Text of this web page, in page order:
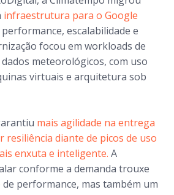
infraestrutura para o Google
escalabilidade e
focou em workloads de
meteorológicos, com uso
virtuais e arquitetura sob
mais agilidade na entrega
resiliência diante de picos de uso
enxuta e inteligente. A
conforme a demanda trouxe
performance, mas também um